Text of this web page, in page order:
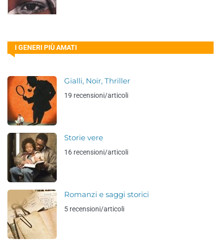
I GENERI PIÙ AMATI
Gialli, Noir, Thriller
19 recensioni/articoli
Storie vere
16 recensioni/articoli
Romanzi e saggi storici
5 recensioni/articoli